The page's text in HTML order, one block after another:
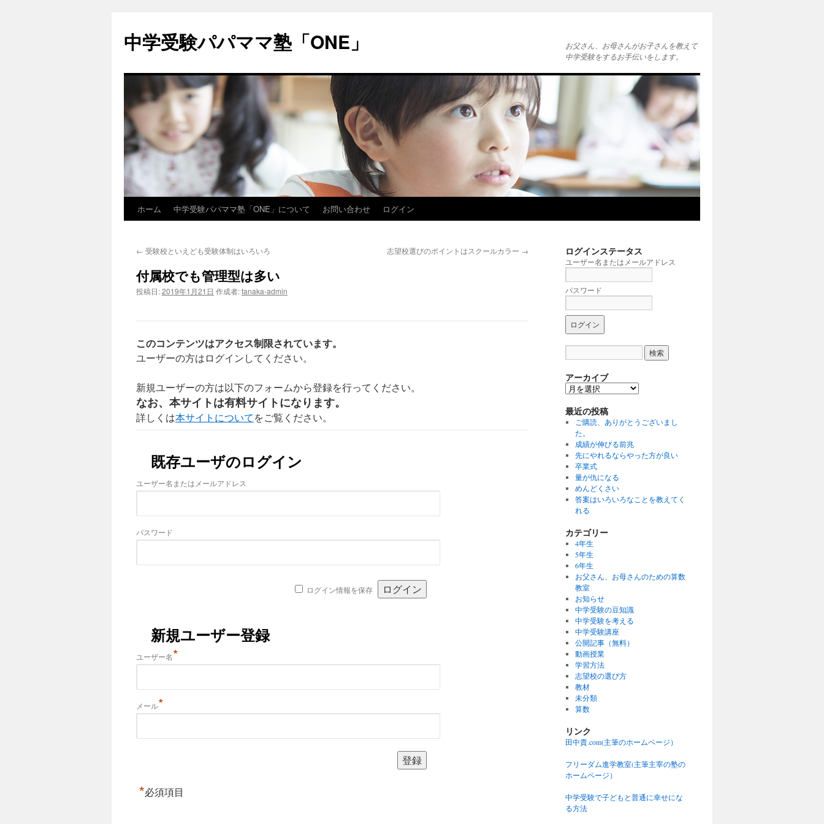
中学受験パパママ塾「ONE」
お父さん、お母さんがお子さんを教えて
中学受験をするお手伝いをします。
テ
ン
プ
ホーム 中学受験パパママ塾「ONE」について お問い合わせ ログイン
← 受験校といえども受験体制はいろいろ 志望校選びのポイントはスクールカラー →
付属校でも管理型は多い
投稿日:2019年1月21日 作成者:tanaka-admin
このコンテンツはアクセス制限されています。
ユーザーの方はログインしてください。
新規ユーザーの方は以下のフォームから登録を行ってください。
なお、本サイトは有料サイトになります。
詳しくは本サイトについてをご覧ください。
既存ユーザのログイン
ユーザー名またはメールアドレス
パスワード
ログイン情報を保存
新規ユーザー登録
ユーザー名*
メール*
*必須項目
ログインステータス
ユーザー名またはメールアドレス
パスワード
アーカイブ
ア
カ
イ
最近の投稿
ご購読、ありがとうございまし
た。
成績が伸びる前兆
先にやれるならやった方が良い
卒業式
量が仇になる
めんどくさい
答案はいろいろなことを教えてく
れる
カテゴリー
4年生
5年生
6年生
お父さん、お母さんのための算数
教室
お知らせ
中学受験の豆知識
中学受験を考える
中学受験講座
公開記事（無料）
動画授業
学習方法
志望校の選び方
教材
未分類
算数
リンク
田中貴.com(主筆のホームページ）
フリーダム進学教室(主筆主宰の塾の
ホームページ）
中学受験で子どもと普通に幸せにな
る方法